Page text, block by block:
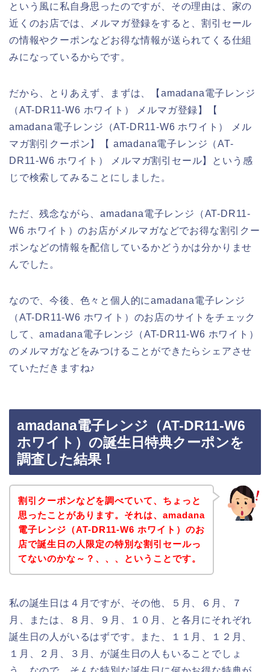
という風に私自身思ったのですが、その理由は、家の
近くのお店では、メルマガ登録をすると、割引セール
の情報やクーポンなどお得な情報が送られてくる仕組
みになっているからです。
だから、とりあえず、まずは、【amadana電子レンジ
（AT-DR11-W6 ホワイト） メルマガ登録】【
amadana電子レンジ（AT-DR11-W6 ホワイト） メル
マガ割引クーポン】【 amadana電子レンジ（AT-
DR11-W6 ホワイト） メルマガ割引セール】という感
じで検索してみることにしました。
ただ、残念ながら、amadana電子レンジ（AT-DR11-
W6 ホワイト）のお店がメルマガなどでお得な割引クー
ポンなどの情報を配信しているかどうかは分かりませ
んでした。
なので、今後、色々と個人的にamadana電子レンジ
（AT-DR11-W6 ホワイト）のお店のサイトをチェック
して、amadana電子レンジ（AT-DR11-W6 ホワイト）
のメルマガなどをみつけることができたらシェアさせ
ていただきますね♪
amadana電子レンジ（AT-DR11-W6
ホワイト）の誕生日特典クーポンを
調査した結果！
割引クーポンなどを調べていて、ちょっと
思ったことがあります。それは、amadana
電子レンジ（AT-DR11-W6 ホワイト）のお
店で誕生日の人限定の特別な割引セールっ
てないのかな～？、、、ということです。
私の誕生日は４月ですが、その他、５月、６月、７
月、または、８月、９月、１０月、と各月にそれぞれ
誕生日の人がいるはずです。また、１１月、１２月、
１月、２月、３月、が誕生日の人もいることでしょ